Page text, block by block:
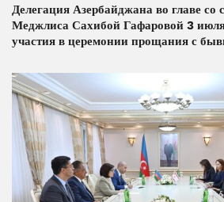
Делегация Азербайджана во главе
Меджлиса Сахибой Гафаровой 3
участия в церемонии прощания с
Хаменеи.